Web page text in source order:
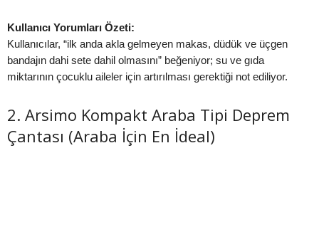
Kullanıcı Yorumları Özeti:
Kullanıcılar, “ilk anda akla gelmeyen makas, düdük ve üçgen
bandajın dahi sete dahil olmasını” beğeniyor; su ve gıda
miktarının çocuklu aileler için artırılması gerektiği not ediliyor.
2. Arsimo Kompakt Araba Tipi Deprem
Çantası (Araba İçin En İdeal)